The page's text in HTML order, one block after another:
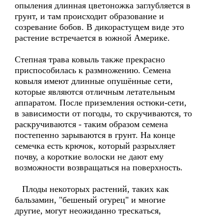
опыления длинная цветоножка заглубляется в
грунт, и там происходит образование и
созревание бобов. В дикорастущем виде это
растение встречается в южной Америке.
Степная трава ковыль также прекрасно
приспособилась к размножению. Семена
ковыля имеют длинные опушённые сети,
которые являются отличным летательным
аппаратом. После приземления остюки-сети,
в зависимости от погоды, то скручиваются, то
раскручиваются - таким образом семена
постепенно зарываются в грунт. На конце
семечка есть крючок, который разрыхляет
почву, а короткие волоски не дают ему
возможности возвращаться на поверхность.
Плоды некоторых растений, таких как
бальзамин, "бешеный огурец" и многие
другие, могут неожиданно трескаться,